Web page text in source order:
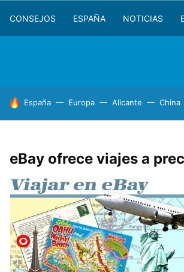
CONSEJOS ESPAÑA NOTICIAS
HOY SE HABLA DE
España Europa Alicante China
eBay ofrece viajes a